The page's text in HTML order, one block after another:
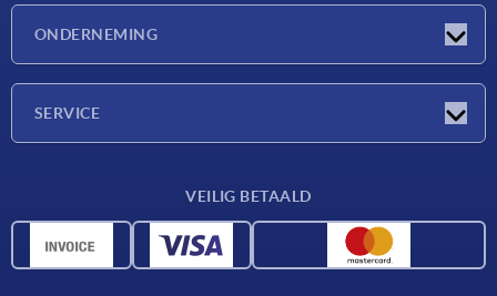
ONDERNEMING
SERVICE
CAD-gegevens
VEILIG BETAALD